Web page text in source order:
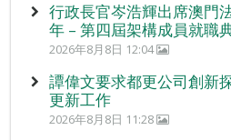
行政長官岑浩輝出席澳門
年 – 第四屆架構成員就職典
2026年8月8日 12:04
譚偉文要求都更公司創新
更新工作
2026年8月8日 11:28